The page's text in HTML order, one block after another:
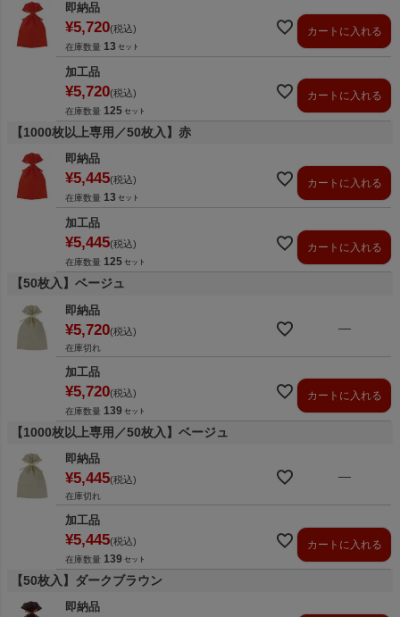
即納品
¥5,720 税込
在庫数量 13
カートに入れる
加工品
¥5,720 税込
在庫数量 125
カートに入れる
【1000枚以上専用／50枚入】赤
即納品
¥5,445 税込
在庫数量 13
カートに入れる
加工品
¥5,445 税込
在庫数量 125
カートに入れる
【50枚入】ベージュ
即納品
¥5,720 税込
在庫切れ
—
加工品
¥5,720 税込
在庫数量 139
カートに入れる
【1000枚以上専用／50枚入】ベージュ
即納品
¥5,445 税込
在庫切れ
—
加工品
¥5,445 税込
在庫数量 139
カートに入れる
【50枚入】ダークブラウン
即納品